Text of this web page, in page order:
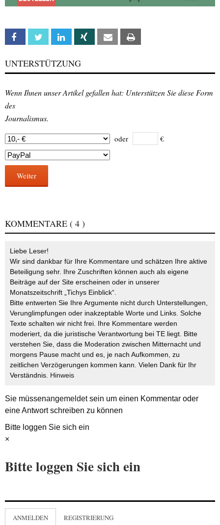
Facebook Twitter Linkedin Xing Email
UNTERSTÜTZUNG
Wenn Ihnen unser Artikel gefallen hat: Unterstützen Sie diese Form
des
Journalismus.
oder €
Weiter
KOMMENTARE ( 4 )
Liebe Leser!
Wir sind dankbar für Ihre Kommentare und schätzen Ihre aktive
Beteiligung sehr. Ihre Zuschriften können auch als eigene
Beiträge auf der Site erscheinen oder in unserer
Monatszeitschrift „Tichys Einblick“.
Bitte entwerten Sie Ihre Argumente nicht durch Unterstellungen,
Verunglimpfungen oder inakzeptable Worte und Links. Solche
Texte schalten wir nicht frei. Ihre Kommentare werden
moderiert, da die juristische Verantwortung bei TE liegt. Bitte
verstehen Sie, dass die Moderation zwischen Mitternacht und
morgens Pause macht und es, je nach Aufkommen, zu
zeitlichen Verzögerungen kommen kann. Vielen Dank für Ihr
Verständnis. Hinweis
Sie müssenangemeldetsein um einen Kommentar oder
eine Antwort schreiben zu können
Bitte loggen Sie sich ein
×
Bitte loggen Sie sich ein
ANMELDEN REGISTRIERUNG